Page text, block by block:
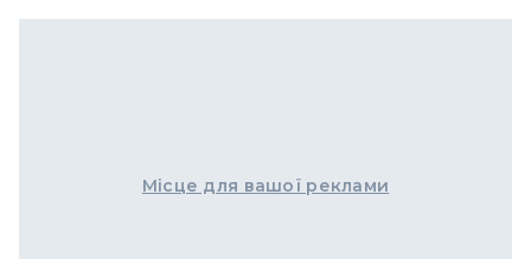
Місце для вашої реклами